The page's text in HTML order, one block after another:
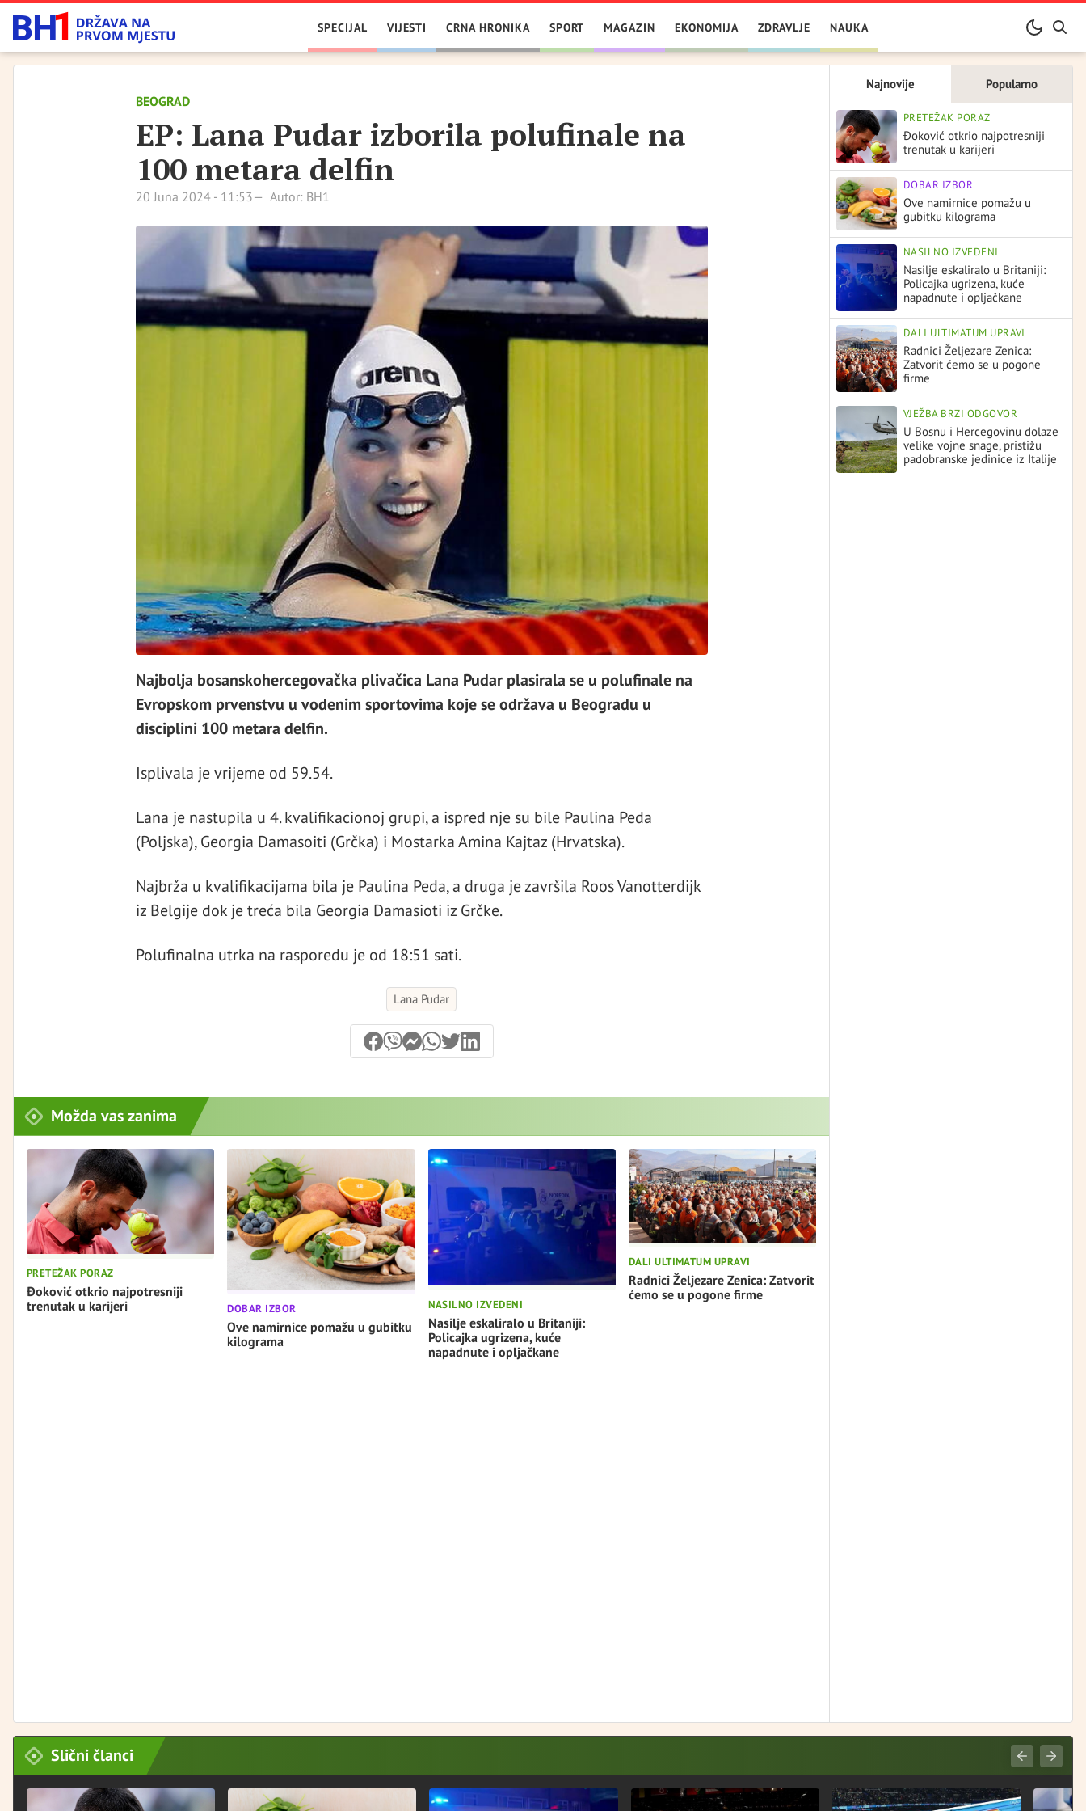
SPECIJAL VIJESTI CRNA HRONIKA SPORT MAGAZIN EKONOMIJA ZDRAVLJE NAUKA
BEOGRAD
EP: Lana Pudar izborila polufinale na
100 metara delfin
20 Juna 2024 - 11:53 Autor: BH1
Najbolja bosanskohercegovačka plivačica Lana Pudar plasirala se u polufinale na
Evropskom prvenstvu u vodenim sportovima koje se održava u Beogradu u
disciplini 100 metara delfin.
Isplivala je vrijeme od 59.54.
Lana je nastupila u 4. kvalifikacionoj grupi, a ispred nje su bile Paulina Peda
(Poljska), Georgia Damasoiti (Grčka) i Mostarka Amina Kajtaz (Hrvatska).
Najbrža u kvalifikacijama bila je Paulina Peda, a druga je završila Roos Vanotterdijk
iz Belgije dok je treća bila Georgia Damasioti iz Grčke.
Polufinalna utrka na rasporedu je od 18:51 sati.
Lana Pudar
Možda vas zanima
PRETEŽAK PORAZ
Đoković otkrio najpotresniji
trenutak u karijeri
DOBAR IZBOR
Ove namirnice pomažu u gubitku
kilograma
NASILNO IZVEDENI
Nasilje eskaliralo u Britaniji:
Policajka ugrizena, kuće
napadnute i opljačkane
DALI ULTIMATUM UPRAVI
Radnici Željezare Zenica: Zatvorit
ćemo se u pogone firme
Najnovije Popularno
PRETEŽAK PORAZ
Đoković otkrio najpotresniji
trenutak u karijeri
DOBAR IZBOR
Ove namirnice pomažu u
gubitku kilograma
NASILNO IZVEDENI
Nasilje eskaliralo u Britaniji:
Policajka ugrizena, kuće
napadnute i opljačkane
DALI ULTIMATUM UPRAVI
Radnici Željezare Zenica:
Zatvorit ćemo se u pogone
firme
VJEŽBA BRZI ODGOVOR
U Bosnu i Hercegovinu dolaze
velike vojne snage, pristižu
padobranske jedinice iz Italije
Slični članci